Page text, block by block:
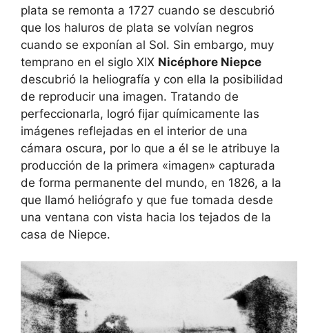
plata se remonta a 1727 cuando se descubrió
que los haluros de plata se volvían negros
cuando se exponían al Sol. Sin embargo, muy
temprano en el siglo XIX Nicéphore Niepce
descubrió la heliografía y con ella la posibilidad
de reproducir una imagen. Tratando de
perfeccionarla, logró fijar químicamente las
imágenes reflejadas en el interior de una
cámara oscura, por lo que a él se le atribuye la
producción de la primera «imagen» capturada
de forma permanente del mundo, en 1826, a la
que llamó heliógrafo y que fue tomada desde
una ventana con vista hacia los tejados de la
casa de Niepce.